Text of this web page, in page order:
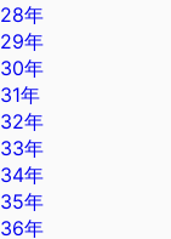
28年
29年
30年
31年
32年
33年
34年
35年
36年